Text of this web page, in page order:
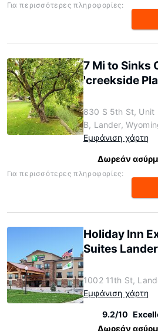
Για περισσότερες πληροφορίες:
7 Mi to Sinks
'creekside
830 S 5th St, Unit
B, Lander,
Εμφάνιση χάρτη
Δωρεάν
Για περισσότερες πληροφορίες:
Holiday Inn
Suites
1002 11th St,
Εμφάνιση χάρτη
9.2/10
Δωρεάν